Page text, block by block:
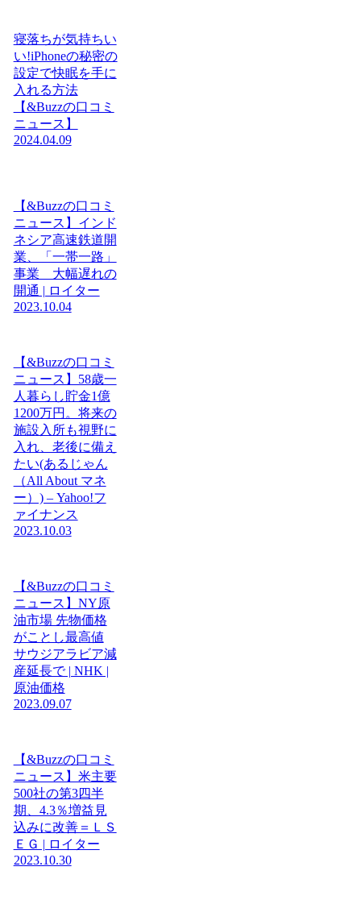
寝落ちが気持ちい
い!iPhoneの秘密の
設定で快眠を手に
入れる方法
【&Buzzの口コミ
ニュース】
2024.04.09
【&Buzzの口コミ
ニュース】インド
ネシア高速鉄道開
業、「一帯一路」
事業 大幅遅れの
開通 | ロイター
2023.10.04
【&Buzzの口コミ
ニュース】58歳一
人暮らし貯金1億
1200万円。将来の
施設入所も視野に
入れ、老後に備え
たい(あるじゃん
（All About マネ
ー）) – Yahoo!フ
ァイナンス
2023.10.03
【&Buzzの口コミ
ニュース】NY原
油市場 先物価格
がことし最高値
サウジアラビア減
産延長で | NHK |
原油価格
2023.09.07
【&Buzzの口コミ
ニュース】米主要
500社の第3四半
期、4.3％増益見
込みに改善＝ＬＳ
ＥＧ | ロイター
2023.10.30